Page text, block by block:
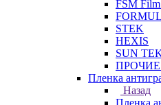
FSM
STEK
HEXIS
SUN
ПРОЧИЕ
Пленка
Назад
Пленка